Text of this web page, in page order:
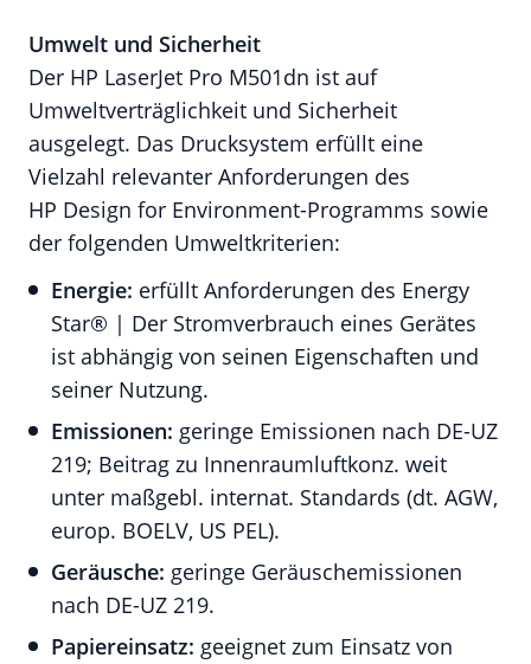
Umwelt und Sicherheit
Der HP LaserJet Pro M501dn ist auf
Umweltverträglichkeit und Sicherheit
ausgelegt. Das Drucksystem erfüllt eine
Vielzahl relevanter Anforderungen des
HP Design for Environment-Programms sowie
der folgenden Umweltkriterien:
Energie: erfüllt Anforderungen des Energy
Star® | Der Stromverbrauch eines Gerätes
ist abhängig von seinen Eigenschaften und
seiner Nutzung.
Emissionen: geringe Emissionen nach DE-UZ
219; Beitrag zu Innenraumluftkonz. weit
unter maßgebl. internat. Standards (dt. AGW,
europ. BOELV, US PEL).
Geräusche: geringe Geräuschemissionen
nach DE-UZ 219.
Papiereinsatz: geeignet zum Einsatz von